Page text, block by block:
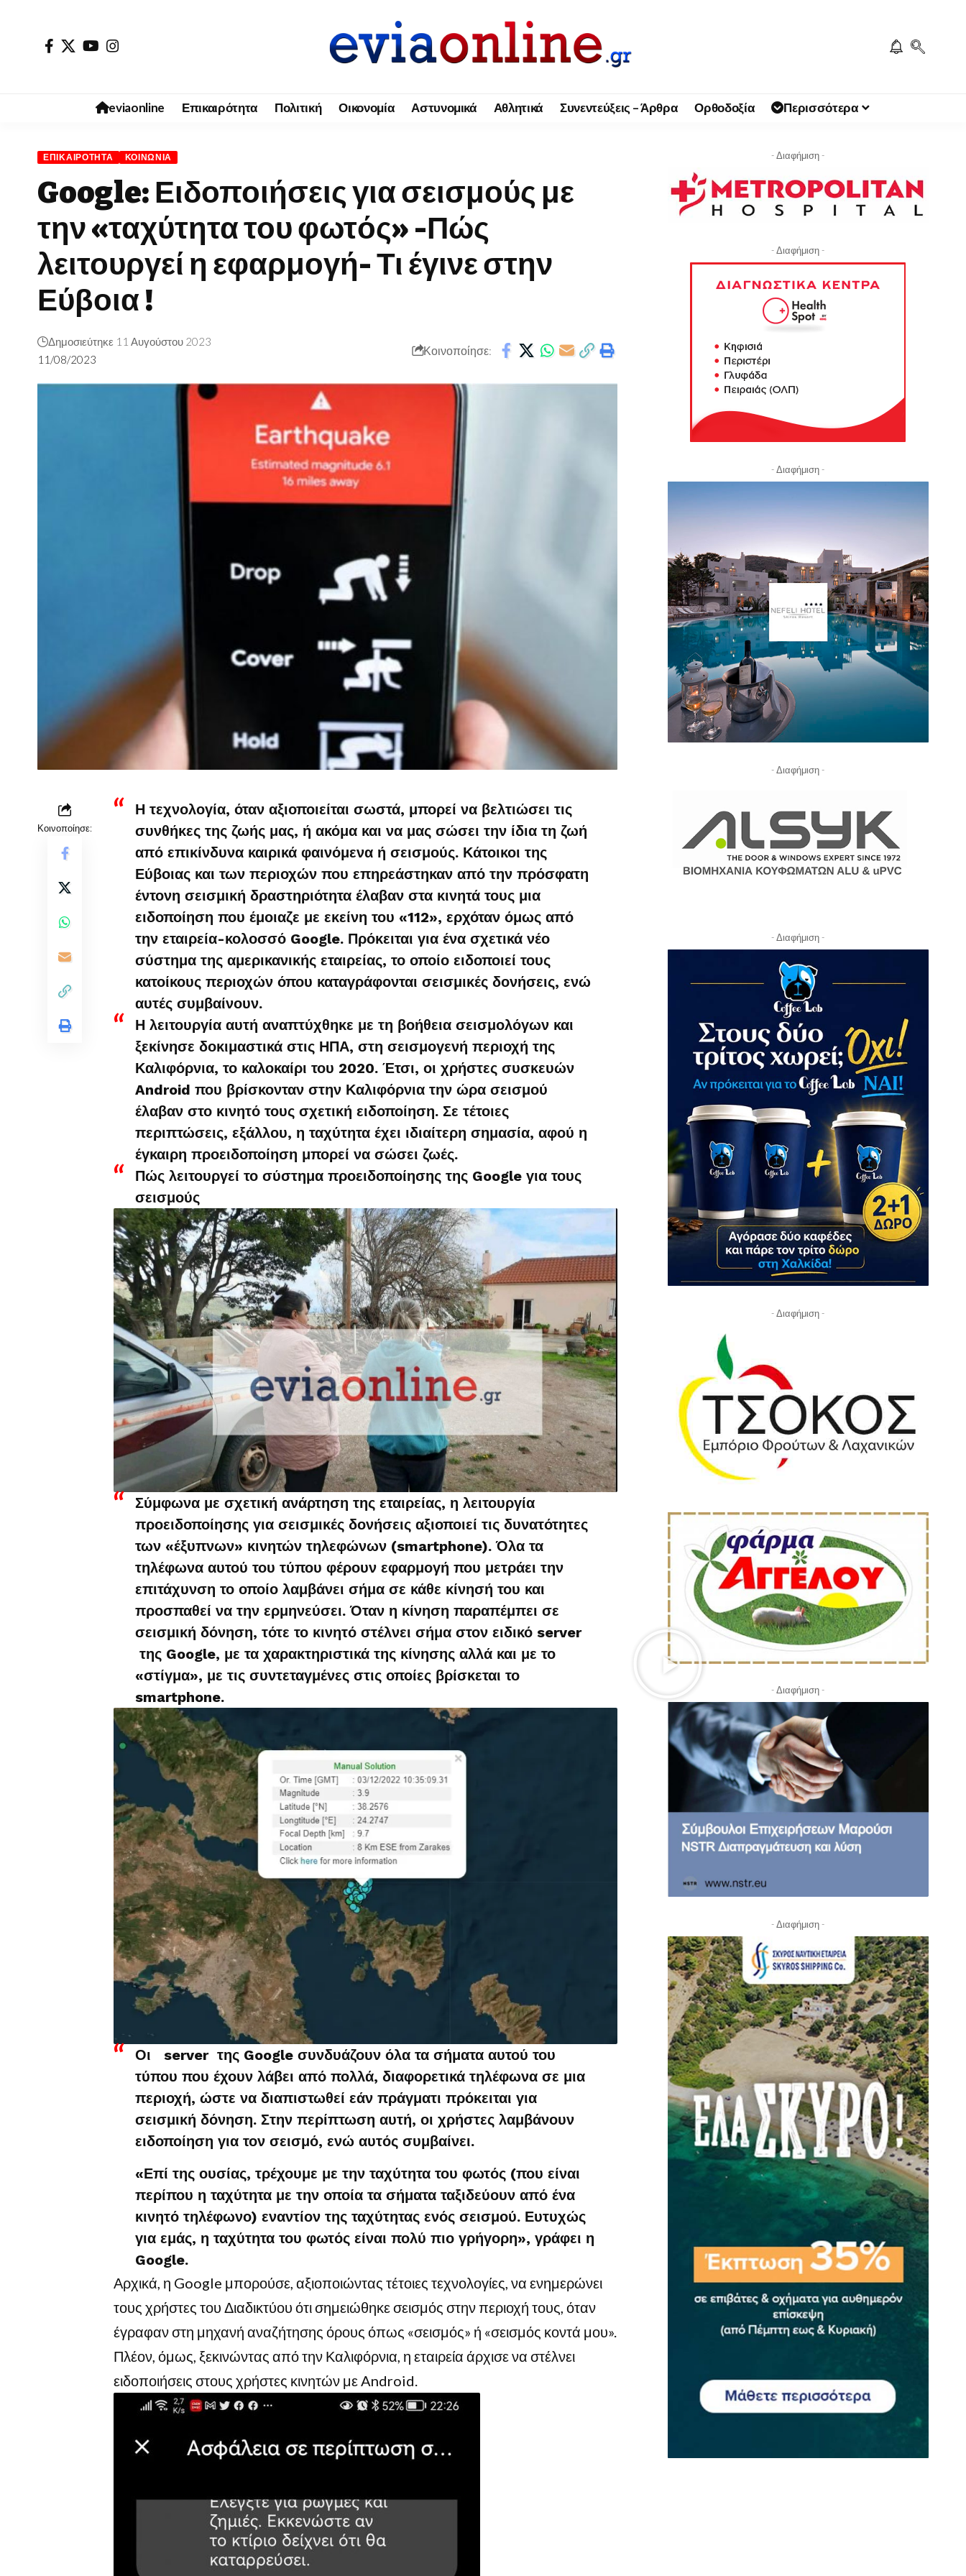
eviaonline Επικαιρότητα Πολιτική Οικονομία Αστυνομικά Αθλητικά Συνεντεύξεις – Άρθρα Ορθοδοξία Περισσότερα
ΕΠΙΚΑΙΡΌΤΗΤΑ ΚΟΙΝΩΝΊΑ
Google: Ειδοποιήσεις για σεισμούς με
την «ταχύτητα του φωτός» -Πώς
λειτουργεί η εφαρμογή- Τι έγινε στην
Εύβοια !
11/08/2023
Δημοσιεύτηκε 11 Αυγούστου 2023
Κοινοποίησε:
Κοινοποίησε:
Η τεχνολογία, όταν αξιοποιείται σωστά, μπορεί να βελτιώσει τις
συνθήκες της ζωής μας, ή ακόμα και να μας σώσει την ίδια τη ζωή
από επικίνδυνα καιρικά φαινόμενα ή σεισμούς. Κάτοικοι της
Εύβοιας και των περιοχών που επηρεάστηκαν από την πρόσφατη
έντονη σεισμική δραστηριότητα έλαβαν στα κινητά τους μια
ειδοποίηση που έμοιαζε με εκείνη του «112», ερχόταν όμως από
την εταιρεία-κολοσσό Google. Πρόκειται για ένα σχετικά νέο
σύστημα της αμερικανικής εταιρείας, το οποίο ειδοποιεί τους
κατοίκους περιοχών όπου καταγράφονται σεισμικές δονήσεις, ενώ
αυτές συμβαίνουν.
Η λειτουργία αυτή αναπτύχθηκε με τη βοήθεια σεισμολόγων και
ξεκίνησε δοκιμαστικά στις ΗΠΑ, στη σεισμογενή περιοχή της
Καλιφόρνια, το καλοκαίρι του 2020. Έτσι, οι χρήστες συσκευών
Android που βρίσκονταν στην Καλιφόρνια την ώρα σεισμού
έλαβαν στο κινητό τους σχετική ειδοποίηση. Σε τέτοιες
περιπτώσεις, εξάλλου, η ταχύτητα έχει ιδιαίτερη σημασία, αφού η
έγκαιρη προειδοποίηση μπορεί να σώσει ζωές.
Πώς λειτουργεί το σύστημα προειδοποίησης της Google για τους
σεισμούς
Σύμφωνα με σχετική ανάρτηση της εταιρείας, η λειτουργία
προειδοποίησης για σεισμικές δονήσεις αξιοποιεί τις δυνατότητες
των «έξυπνων» κινητών τηλεφώνων (smartphone). Όλα τα
τηλέφωνα αυτού του τύπου φέρουν εφαρμογή που μετράει την
επιτάχυνση το οποίο λαμβάνει σήμα σε κάθε κίνησή του και
προσπαθεί να την ερμηνεύσει. Όταν η κίνηση παραπέμπει σε
σεισμική δόνηση, τότε το κινητό στέλνει σήμα στον ειδικό server
της Google, με τα χαρακτηριστικά της κίνησης αλλά και με το
«στίγμα», με τις συντεταγμένες στις οποίες βρίσκεται το
smartphone.
Οι server της Google συνδυάζουν όλα τα σήματα αυτού του
τύπου που έχουν λάβει από πολλά, διαφορετικά τηλέφωνα σε μια
περιοχή, ώστε να διαπιστωθεί εάν πράγματι πρόκειται για
σεισμική δόνηση. Στην περίπτωση αυτή, οι χρήστες λαμβάνουν
ειδοποίηση για τον σεισμό, ενώ αυτός συμβαίνει.
«Επί της ουσίας, τρέχουμε με την ταχύτητα του φωτός (που είναι
περίπου η ταχύτητα με την οποία τα σήματα ταξιδεύουν από ένα
κινητό τηλέφωνο) εναντίον της ταχύτητας ενός σεισμού. Ευτυχώς
για εμάς, η ταχύτητα του φωτός είναι πολύ πιο γρήγορη», γράφει η
Google.
Αρχικά, η Google μπορούσε, αξιοποιώντας τέτοιες τεχνολογίες, να ενημερώνει
τους χρήστες του Διαδικτύου ότι σημειώθηκε σεισμός στην περιοχή τους, όταν
έγραφαν στη μηχανή αναζήτησης όρους όπως «σεισμός» ή «σεισμός κοντά μου».
Πλέον, όμως, ξεκινώντας από την Καλιφόρνια, η εταιρεία άρχισε να στέλνει
ειδοποιήσεις στους χρήστες κινητών με Android.
- Διαφήμιση -
- Διαφήμιση -
- Διαφήμιση -
- Διαφήμιση -
- Διαφήμιση -
- Διαφήμιση -
- Διαφήμιση -
- Διαφήμιση -